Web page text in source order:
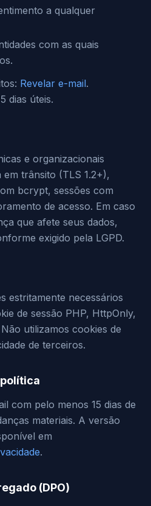
a qualquer
com as quais
Revelar e-mail.
dias úteis.
e organizacionais
trânsito (TLS 1.2+),
bcrypt, sessões com
de acesso. Em caso
que afete seus dados,
exigido pela LGPD.
estritamente necessários
de sessão PHP, HttpOnly,
utilizamos cookies de
de terceiros.
com pelo menos 15 dias de
materiais. A versão
em
.
(DPO)